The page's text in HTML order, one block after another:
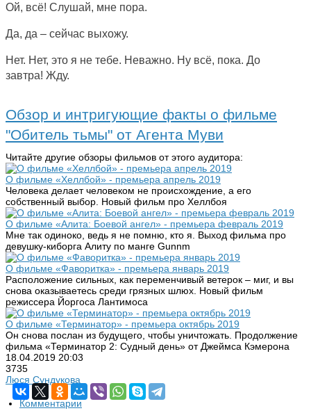
Ой, всё! Слушай, мне пора.
Да, да – сейчас выхожу.
Нет. Нет, это я не тебе. Неважно. Ну всё, пока. До
завтра! Жду.
Обзор и интригующие факты о фильме
"Обитель тьмы" от Агента Муви
Читайте другие обзоры фильмов от этого аудитора:
О фильме «Хеллбой» - премьера апрель 2019
Человека делает человеком не происхождение, а его
собственный выбор. Новый фильм про Хеллбоя
О фильме «Алита: Боевой ангел» - премьера февраль 2019
Мне так одиноко, ведь я не помню, кто я. Выход фильма про
девушку-киборга Алиту по манге Gunnm
О фильме «Фаворитка» - премьера январь 2019
Расположение сильных, как переменчивый ветерок – миг, и вы
снова оказываетесь среди грязных шлюх. Новый фильм
режиссера Йоргоса Лантимоса
О фильме «Терминатор» - премьера октябрь 2019
Он снова послан из будущего, чтобы уничтожать. Продолжение
фильма «Терминатор 2: Судный день» от Джеймса Кэмерона
18.04.2019 20:03
3735
Люся Сундукова
Комментарии